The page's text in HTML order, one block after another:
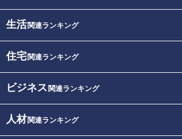
生活関連ランキング
住宅関連ランキング
ビジネス 関連ランキング
人材関連ランキング